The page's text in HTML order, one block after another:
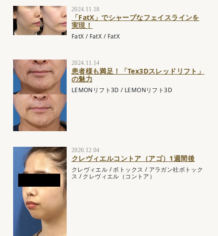
2024.11.18
「FatX」でシャープなフェイスラインを
実現！
FatX / FatX / FatX
2024.11.14
患者様も満足！「Tex3Dスレッドリフト」
の魅力
LEMONリフト3D / LEMONリフト3D
2020.12.04
クレヴィエルコントア（アゴ）1週間後
クレヴィエル /ボトックス / アラガン社ボトック
ス /クレヴィエル（コントア）